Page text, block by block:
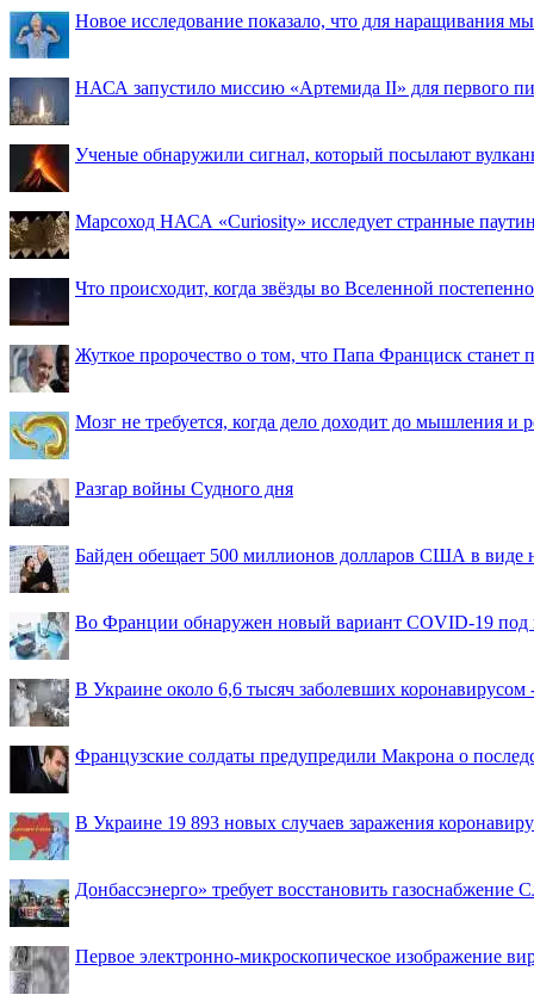
Новое исследование показало, что для наращивания
НАСА запустило миссию «Артемида II» для первого
Ученые обнаружили сигнал, который посылают
Марсоход НАСА «Curiosity» исследует странные
Что происходит, когда звёзды во Вселенной
Жуткое пророчество о том, что Папа Франциск
Мозг не требуется, когда дело доходит до мышления и
Разгар войны Судного дня
Байден обещает 500 миллионов долларов США в
Во Франции обнаружен новый вариант COVID-19 под
В Украине около 6,6 тысяч заболевших коронавирусом
Французские солдаты предупредили Макрона о
В Украине 19 893 новых случаев заражения
Донбассэнерго» требует восстановить газоснабжение
Первое электронно-микроскопическое изображение